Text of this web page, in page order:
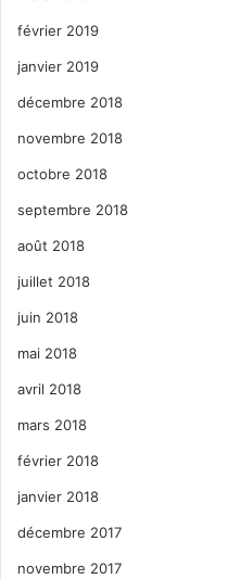
février 2019
janvier 2019
décembre 2018
novembre 2018
octobre 2018
septembre 2018
août 2018
juillet 2018
juin 2018
mai 2018
avril 2018
mars 2018
février 2018
janvier 2018
décembre 2017
novembre 2017